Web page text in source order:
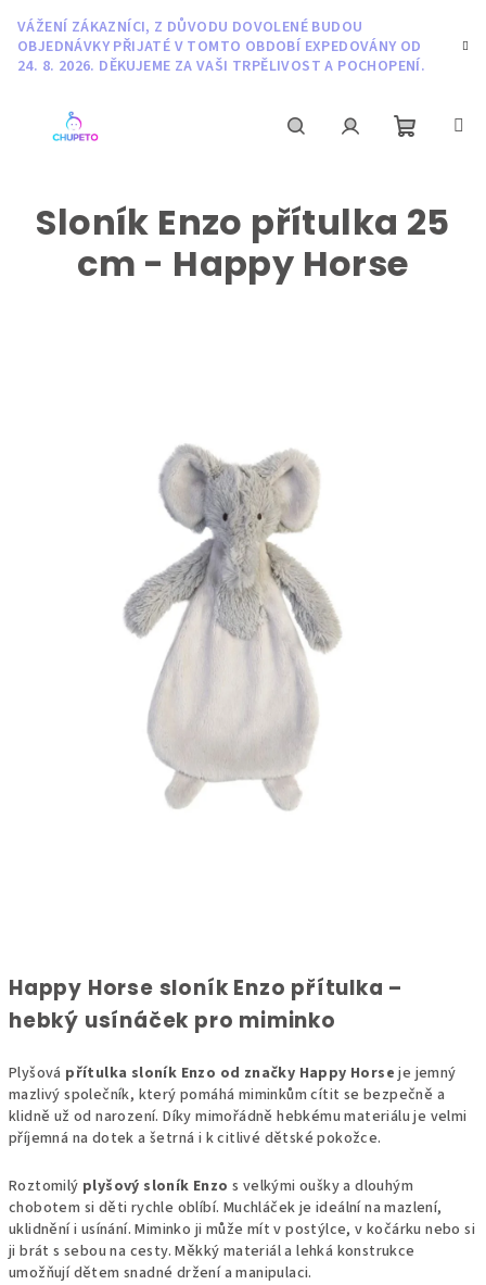
obsah
VÁŽENÍ ZÁKAZNÍCI, Z DŮVODU DOVOLENÉ BUDOU
OBJEDNÁVKY PŘIJATÉ V TOMTO OBDOBÍ EXPEDOVÁNY OD
24. 8. 2026. DĚKUJEME ZA VAŠI TRPĚLIVOST A POCHOPENÍ.
košík
Happy Horse sloník Enzo přítulka –
hebký usínáček pro miminko
Plyšová přítulka sloník Enzo od značky Happy Horse je jemný
mazlivý společník, který pomáhá miminkům cítit se bezpečně a
klidně už od narození. Díky mimořádně hebkému materiálu je velmi
příjemná na dotek a šetrná i k citlivé dětské pokožce.
Roztomilý plyšový sloník Enzo s velkými oušky a dlouhým
chobotem si děti rychle oblíbí. Muchláček je ideální na mazlení,
uklidnění i usínání. Miminko ji může mít v postýlce, v kočárku nebo si
ji brát s sebou na cesty. Měkký materiál a lehká konstrukce
umožňují dětem snadné držení a manipulaci.
Sloník Enzo přítulka 25
cm - Happy Horse